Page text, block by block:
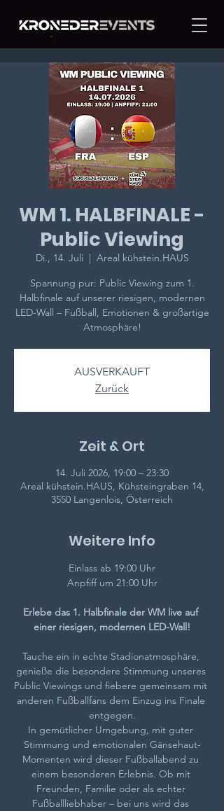
WM 1. HALBFINALE -
Public Viewing
Di., 14. Juli
  |
Areal kühstein.HAUS
Spannung pur: Public Viewing zum 1.
Halbfinale auf unserer riesigen, modernen
LED-Wall – Fußball, Emotionen & großartige
Atmosphäre!
AUSVERKAUFT
Zurück
Zeit & Ort
14. Juli 2026, 19:00 – 23:30
Areal kühstein.HAUS, Kühsteingraben 14,
3550 Langenlois, Österreich
Weitere Info
Einlass ab 19:00 Uhr
Anpfiff um 21:00 Uhr
Erlebe das 1. Halbfinale der WM live auf
einer riesigen, modernen LED-Wall!
Tauche ein in echte Stadionatmosphäre,
genieße die besondere Stimmung unseres
Public Viewings und fiebere gemeinsam mit
anderen Fußballfans dem Einzug ins Finale
entgegen.
In gemütlicher Umgebung, mit guter
Stimmung und emotionalen Gänsehaut-
Momenten wird dieser Fußballabend zu
einem besonderen Erlebnis. Ob mit
Freunden, Familie oder als echter
Fußballliebhaber – bei uns wird das